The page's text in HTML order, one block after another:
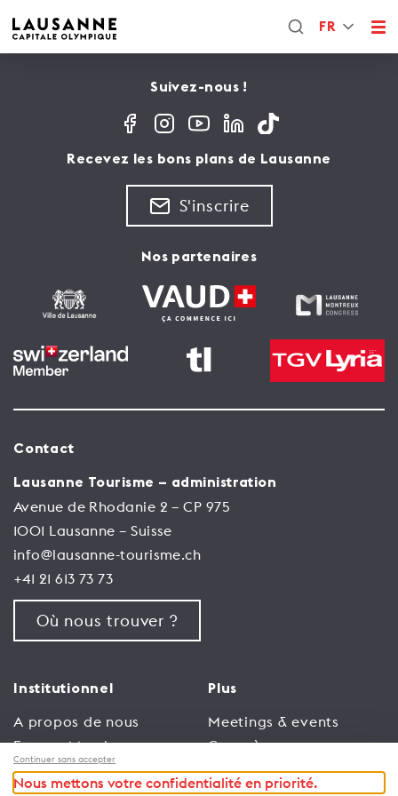
FR
Suivez-nous !
Recevez les bons plans de Lausanne
S'inscrire
Nos partenaires
Contact
Lausanne Tourisme – administration
Avenue de Rhodanie 2 – CP 975
1001 Lausanne – Suisse
info@lausanne-tourisme.ch
+41 21 613 73 73
Où nous trouver ?
Institutionnel
A propos de nous
Espace Membres
Emploi
Plus
Meetings & events
Congrès
Trade
Continuer sans accepter
Nous mettons votre confidentialité en priorité.